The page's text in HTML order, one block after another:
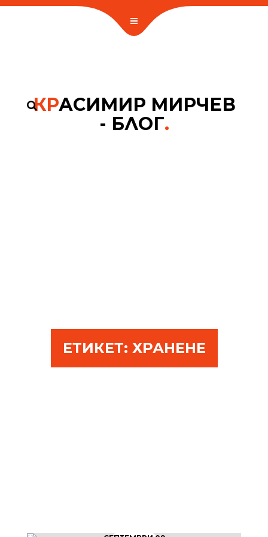
КРАСИМИР МИРЧЕВ
- БЛОГ.
ЕТИКЕТ: ХРАНЕНЕ